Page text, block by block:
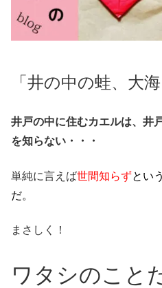
「井の中の蛙、大
井戸の中に住むカエルは、井
を知らない・・・
単純に言えば世間知らずとい
だ。
まさしく！
ワタシのこと